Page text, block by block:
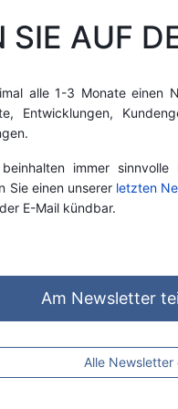
SIE AUF
alle 1-3 Monate einen
Entwicklungen,
immer
Sie einen unserer letzten
E-Mail kündbar.
Am Newsletter
Alle Newsletter